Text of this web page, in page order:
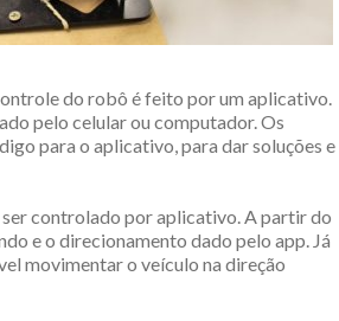
do robô é feito por um aplicativo.
pelo celular ou computador. Os
para o aplicativo, para dar soluções e
controlado por aplicativo. A partir do
e o direcionamento dado pelo app. Já
movimentar o veículo na direção